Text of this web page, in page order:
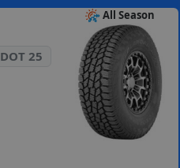
All Season
DOT 25